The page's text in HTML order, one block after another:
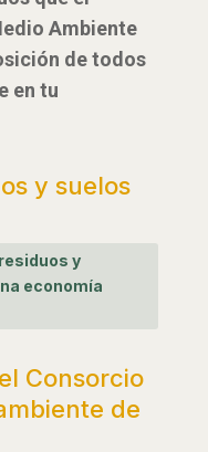
Ambiente
de todos
en tu
y suelos
y
economía
Consorcio
de